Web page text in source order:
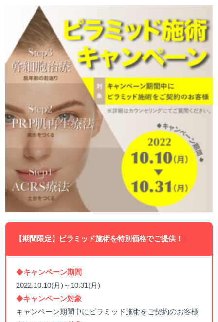
【期間限定】ピラミッド施術を特別価格でご提供！
◆キャンペーン期間
2022.10.10(月)～10.31(月)
◆キャンペーン対象
キャンペーン期間中にピラミッド施術をご契約のお客様